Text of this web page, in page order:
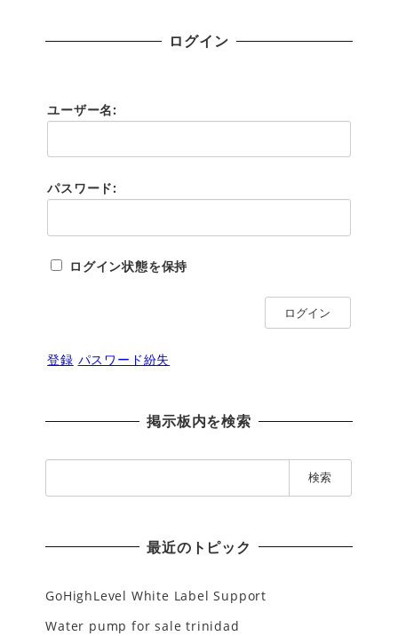
ログイン
ユーザー名:
パスワード:
ログイン状態を保持
ログイン
登録 パスワード紛失
掲示板内を検索
索
最近のトピック
GoHighLevel White Label Support
Water pump for sale trinidad